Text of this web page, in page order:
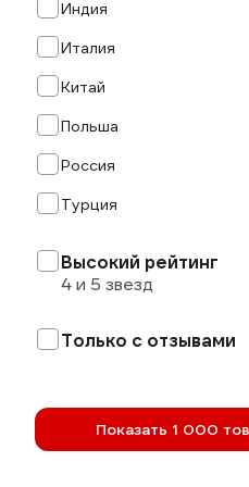
Индия
Италия
Китай
Польша
Россия
Турция
Высокий рейтинг
4 и 5 звезд
Только с отзывами
Показать 1 000